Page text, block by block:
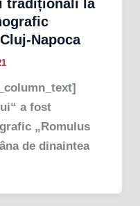
tradiționali la
Napoca
a fost
„Romulus
de dinaintea